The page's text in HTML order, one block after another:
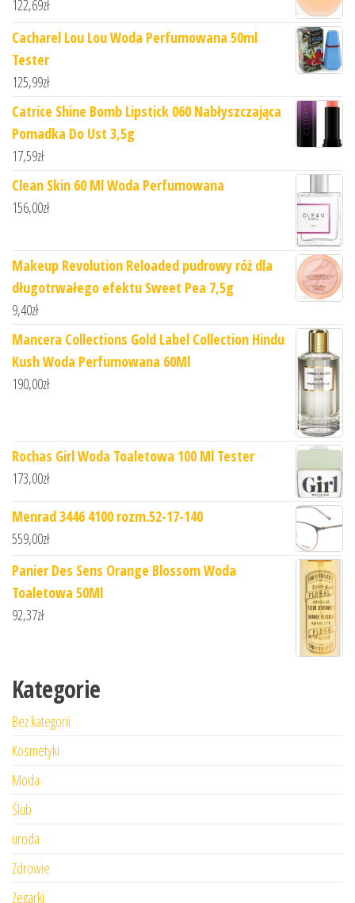
122,69zł
Cacharel Lou Lou Woda Perfumowana 50ml
Tester
125,99zł
Catrice Shine Bomb Lipstick 060 Nabłyszczająca
Pomadka Do Ust 3,5g
17,59zł
Clean Skin 60 Ml Woda Perfumowana
156,00zł
Makeup Revolution Reloaded pudrowy róż dla
długotrwałego efektu Sweet Pea 7,5g
9,40zł
Mancera Collections Gold Label Collection Hindu
Kush Woda Perfumowana 60Ml
190,00zł
Rochas Girl Woda Toaletowa 100 Ml Tester
173,00zł
Menrad 3446 4100 rozm.52-17-140
559,00zł
Panier Des Sens Orange Blossom Woda
Toaletowa 50Ml
92,37zł
Kategorie
Bez kategorii
Kosmetyki
Moda
Ślub
uroda
Zdrowie
Zegarki